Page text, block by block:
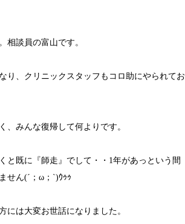
相談員の富山です。
り、クリニックスタッフもコロ助にやられてお
、みんな復帰して何よりです。
と既に『師走』でして・・1年があっという間
せん(´；ω；`)ｳｩｩ
には大変お世話になりました。